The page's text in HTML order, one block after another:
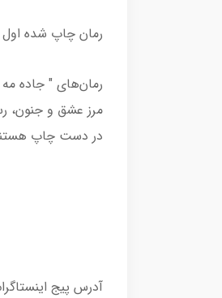
رمان چاپ شده
رمان‌های " جاده مه
مرز عشق و جنون،
در دست چاپ
آدرس پیج